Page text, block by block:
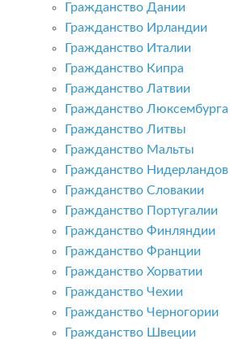
Гражданство Дании
Гражданство Ирландии
Гражданство Италии
Гражданство Кипра
Гражданство Латвии
Гражданство Люксембурга
Гражданство Литвы
Гражданство Мальты
Гражданство Нидерландов
Гражданство Словакии
Гражданство Португалии
Гражданство Финляндии
Гражданство Франции
Гражданство Хорватии
Гражданство Чехии
Гражданство Черногории
Гражданство Швеции